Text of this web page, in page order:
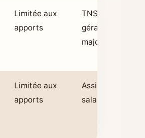
Limitée aux
apports
TNS si
gérant
majoritaire
Limitée aux
apports
Assimilé
salarié